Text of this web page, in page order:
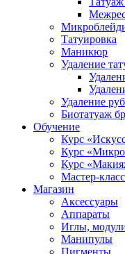
Татуировка
Маникюр
Удаление
Удаление
Биотатуаж
Обучение
Курс
Курс
Курс
Мастер-
Магазин
Аксессуары
Аппараты
Иглы,
Манипулы
Пигменты